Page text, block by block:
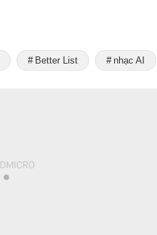
Better List nhạc AI